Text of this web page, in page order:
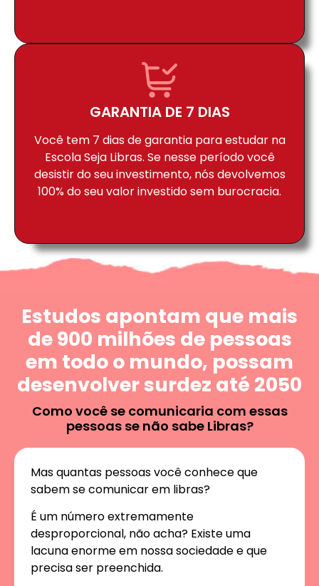
GARANTIA DE 7 DIAS
Você tem 7 dias de garantia para estudar na
Escola Seja Libras. Se nesse período você
desistir do seu investimento, nós devolvemos
100% do seu valor investido sem burocracia.
Estudos apontam que mais
de 900 milhões de pessoas
em todo o mundo, possam
desenvolver surdez até 2050
Como você se comunicaria com essas
pessoas se não sabe Libras?
Mas quantas pessoas você conhece que
sabem se comunicar em libras?
É um número extremamente
desproporcional, não acha? Existe uma
lacuna enorme em nossa sociedade e que
precisa ser preenchida.